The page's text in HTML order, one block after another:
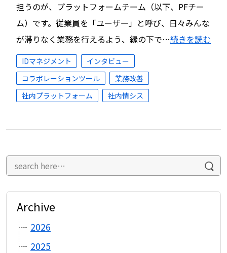
担うのが、プラットフォームチーム（以下、PFチー
ム）です。従業員を「ユーザー」と呼び、日々みんな
が滞りなく業務を行えるよう、縁の下で…続きを読む
IDマネジメント
インタビュー
コラボレーションツール
業務改善
社内プラットフォーム
社内情シス
Archive
2026
2025